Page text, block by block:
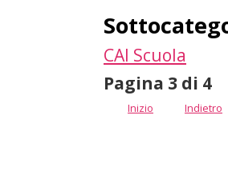
CAI Scuola
Pagina 3 di 4
Inizio Indietro